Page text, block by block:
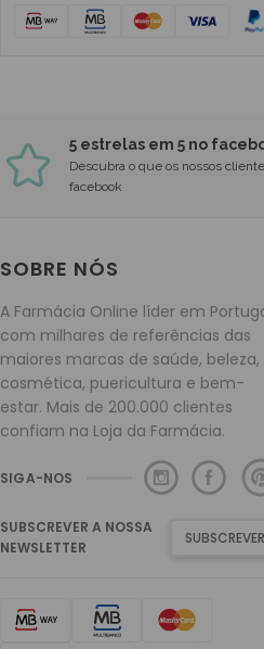
5 estrelas em 5 no
Descubra o que os nossos
facebook
SOBRE NÓS
A Farmácia Online líder em
com milhares de referências das
maiores marcas de saúde, beleza,
cosmética, puericultura e bem-
estar. Mais de 200.000 clientes
confiam na Loja da Farmácia.
SIGA-NOS
SUBSCREVER A NOSSA
NEWSLETTER
SUBSCREVER